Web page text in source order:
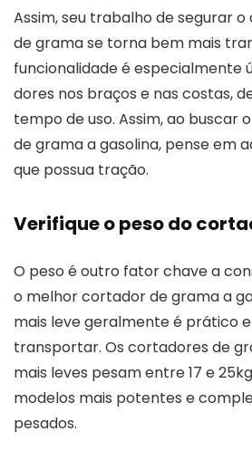
Assim, seu trabalho de segurar
de grama se torna bem mais
funcionalidade é especialmente
dores nos braços e nas costas,
tempo de uso. Assim, ao buscar
de grama a gasolina, pense em
que possua tração.
Verifique o peso do
O peso é outro fator chave a
o melhor cortador de grama a
mais leve geralmente é prático
transportar. Os cortadores de
mais leves pesam entre 17 e
modelos mais potentes e
pesados.